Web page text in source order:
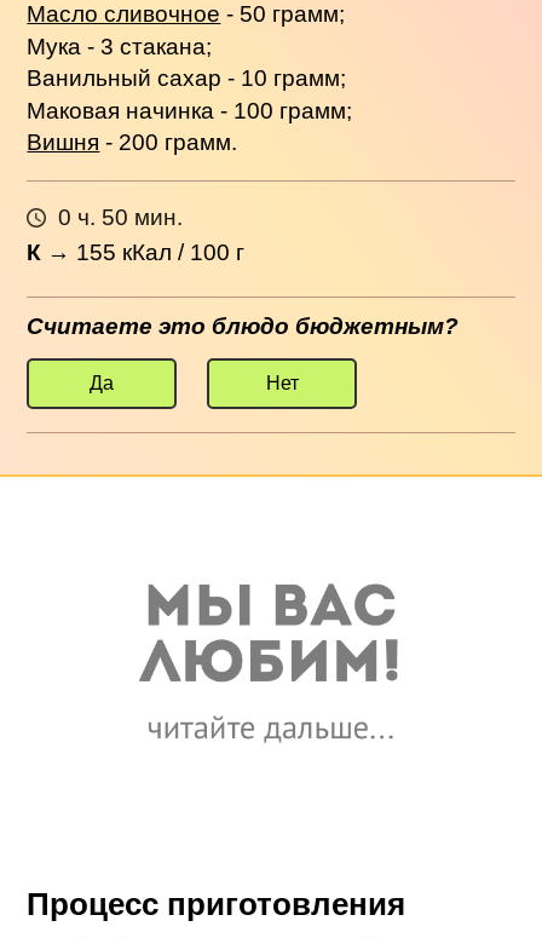
Масло сливочное - 50 грамм;
Мука - 3 стакана;
Ванильный сахар - 10 грамм;
Маковая начинка - 100 грамм;
Вишня - 200 грамм.
0 ч. 50 мин.
К → 155 кКал / 100 г
Считаете это блюдо бюджетным?
Да Нет
Процесс приготовления